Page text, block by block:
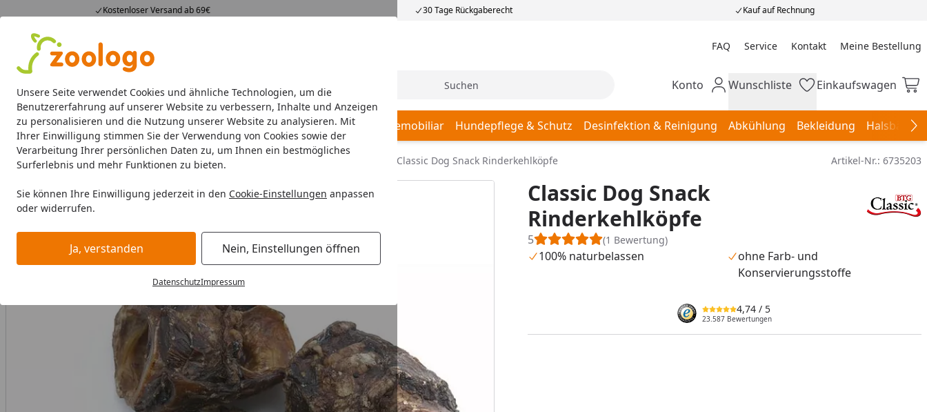
Unsere Seite verwendet Cookies und ähnliche Technologien, um die
Benutzererfahrung auf unserer Website zu verbessern, Inhalte und Anzeigen
zu personalisieren und die Nutzung unserer Website zu analysieren. Mit
Ihrer Einwilligung stimmen Sie der Verwendung von Cookies sowie der
Verarbeitung Ihrer persönlichen Daten zu, um Ihnen ein bestmögliches
Surferlebnis und mehr Funktionen zu bieten.
Sie können Ihre Einwilligung jederzeit in den Cookie-Einstellungen anpassen
oder widerrufen.
Ja, verstanden Nein, Einstellungen öffnen
DatenschutzImpressum
Kostenloser Versand ab 69€ 30 Tage Rückgaberecht Kauf auf Rechnung
4,74
23.587 Bewertungen FAQ Service Kontakt Meine Bestellung
Meine Bestellung
Alle Produkte
Alle Produkte Angebote Neuheiten Sommerhits Suche Mein Konto
Konto Wunschliste
Wunschliste Einkaufswagen
Einkaufswagen
Hund Hundefutter Hundenäpfe & Co Hundeschlafplätze Hundemobiliar Hundepflege & Schutz Desinfektion & Reinigung Abkühlung Bekleidung
Startseite
Hund Hundefutter BARF & Frostfutter Kauartikel & Snacks Classic Dog Snack Rinderkehlköpfe Artikel-Nr.: 6735203
Classic Dog Snack
Rinderkehlköpfe
5 (1 Bewertung)
100% naturbelassen
ohne Farb- und
Konservierungsstoffe
4,74 / 5
23.587 Bewertungen